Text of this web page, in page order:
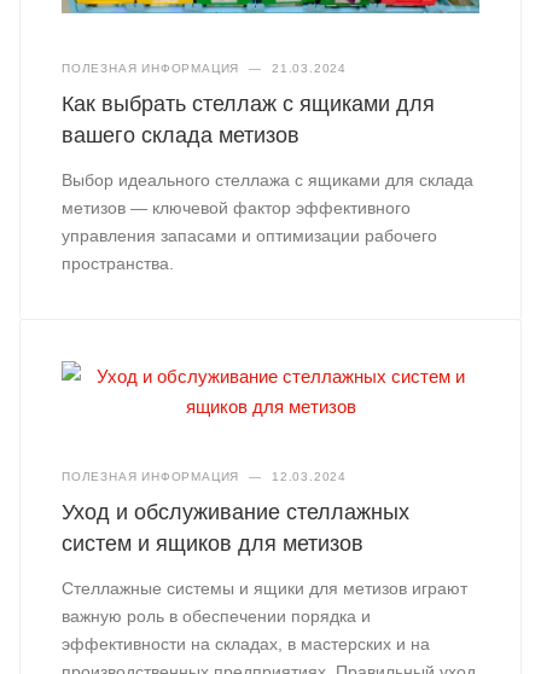
ПОЛЕЗНАЯ ИНФОРМАЦИЯ — 21.03.2024
Как выбрать стеллаж с ящиками для
вашего склада метизов
Выбор идеального стеллажа с ящиками для склада
метизов — ключевой фактор эффективного
управления запасами и оптимизации рабочего
пространства.
ПОЛЕЗНАЯ ИНФОРМАЦИЯ — 12.03.2024
Уход и обслуживание стеллажных
систем и ящиков для метизов
Стеллажные системы и ящики для метизов играют
важную роль в обеспечении порядка и
эффективности на складах, в мастерских и на